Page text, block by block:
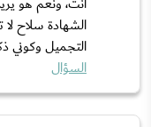
الشهادة سلاح
التجميل وكوني
السؤال